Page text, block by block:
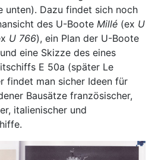
unten). Dazu findet sich noch
des U-Boote Millé (ex U
U 766), ein Plan der U-Boote
eine Skizze des eines
E 50a (später Le
findet man sicher Ideen für
Bausätze französischer,
italienischer und